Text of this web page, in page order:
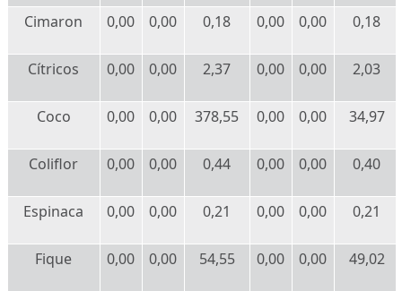
Cimaron 0,00 0,00 0,18 0,00 0,00 0,18
Cítricos 0,00 0,00 2,37 0,00 0,00 2,03
Coco 0,00 0,00 378,55 0,00 0,00 34,97
Coliflor 0,00 0,00 0,44 0,00 0,00 0,40
Espinaca 0,00 0,00 0,21 0,00 0,00 0,21
Fique 0,00 0,00 54,55 0,00 0,00 49,02